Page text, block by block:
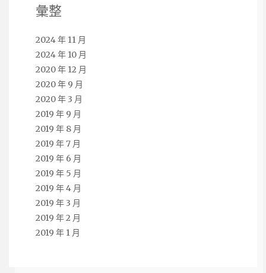
彙整
2024 年 11 月
2024 年 10 月
2020 年 12 月
2020 年 9 月
2020 年 3 月
2019 年 9 月
2019 年 8 月
2019 年 7 月
2019 年 6 月
2019 年 5 月
2019 年 4 月
2019 年 3 月
2019 年 2 月
2019 年 1 月